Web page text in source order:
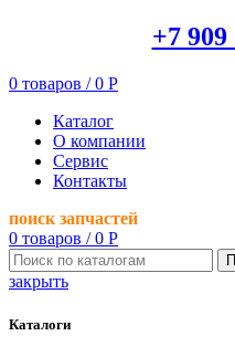
+7 909
0 товаров / 0 Р
Каталог
О компании
Сервис
Контакты
поиск запчастей
0 товаров / 0 Р
закрыть
Каталоги